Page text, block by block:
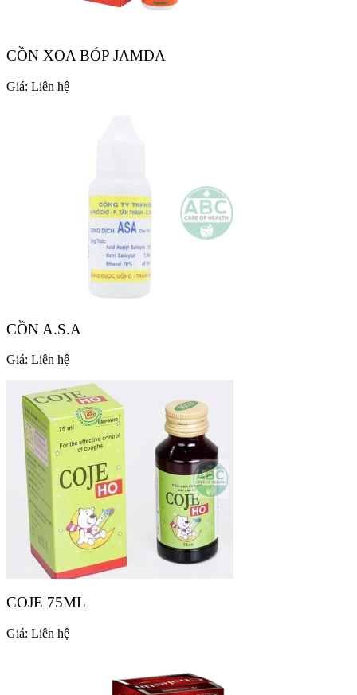
CỒN XOA BÓP JAMDA
Giá: Liên hệ
CỒN A.S.A
Giá: Liên hệ
COJE 75ML
Giá: Liên hệ